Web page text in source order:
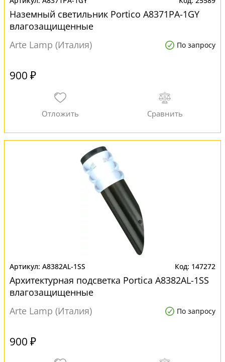
Наземный светильник Portico A8371PA-1GY
влагозащищенные
Arte Lamp (Италия)
По запросу
900 ₽
A8382AL-1SS 147272
Архитектурная подсветка Portica A8382AL-1SS
влагозащищенные
Arte Lamp (Италия)
По запросу
900 ₽